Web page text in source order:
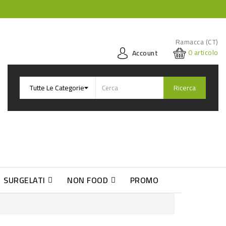
Ramacca (CT)
Account
0articolo
Ricerca
SURGELATI NON FOOD PROMO